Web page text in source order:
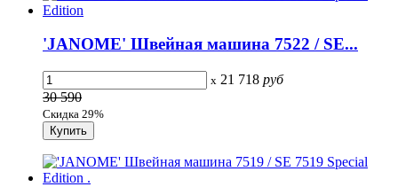
'JANOME' Швейная машина 7522 / SE...
x 21 718 руб
30 590
Скидка 29%